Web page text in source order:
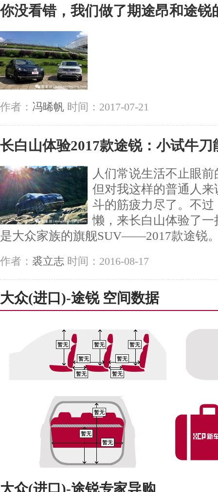
你没看错，我们做了期途昂和途锐
作者： 冯晞帆 时间：2017-07-21
长白山体验2017款途锐：小试牛刀
人们常说生活不止眼
但对我这样的普通人
斗的筋疲力尽了。不
懒，来长白山体验了
是大众家族的旗舰SUV——2017款途锐
作者： 裘立志 时间：2016-08-17
大众(进口)-途锐 空间数据
暂无 暂无 暂无
暂无
暂无 暂无
暂无
暂无
暂无
暂无
大众(进口)-途锐专家导购